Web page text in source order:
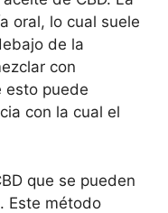
oral, lo cual suele
de la
con
esto puede
con la cual el
que se pueden
Este método